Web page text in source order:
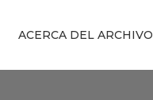
ACERCA DEL ARCHIVO